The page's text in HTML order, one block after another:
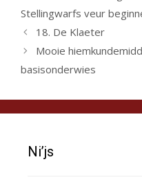
Stellingwarfs veur
18. De Klaeter
Mooie
basisonderwies
Ni’js